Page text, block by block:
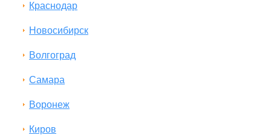
Краснодар
Новосибирск
Волгоград
Самара
Воронеж
Киров